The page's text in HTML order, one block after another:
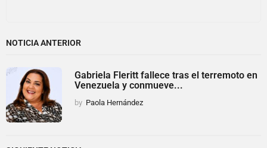
NOTICIA ANTERIOR
Gabriela Fleritt fallece tras el terremoto en
Venezuela y conmueve...
by Paola Hernández